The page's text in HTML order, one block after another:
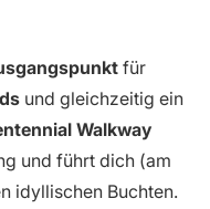
für
und gleichzeitig ein
Walkway
und führt dich (am
idyllischen Buchten.